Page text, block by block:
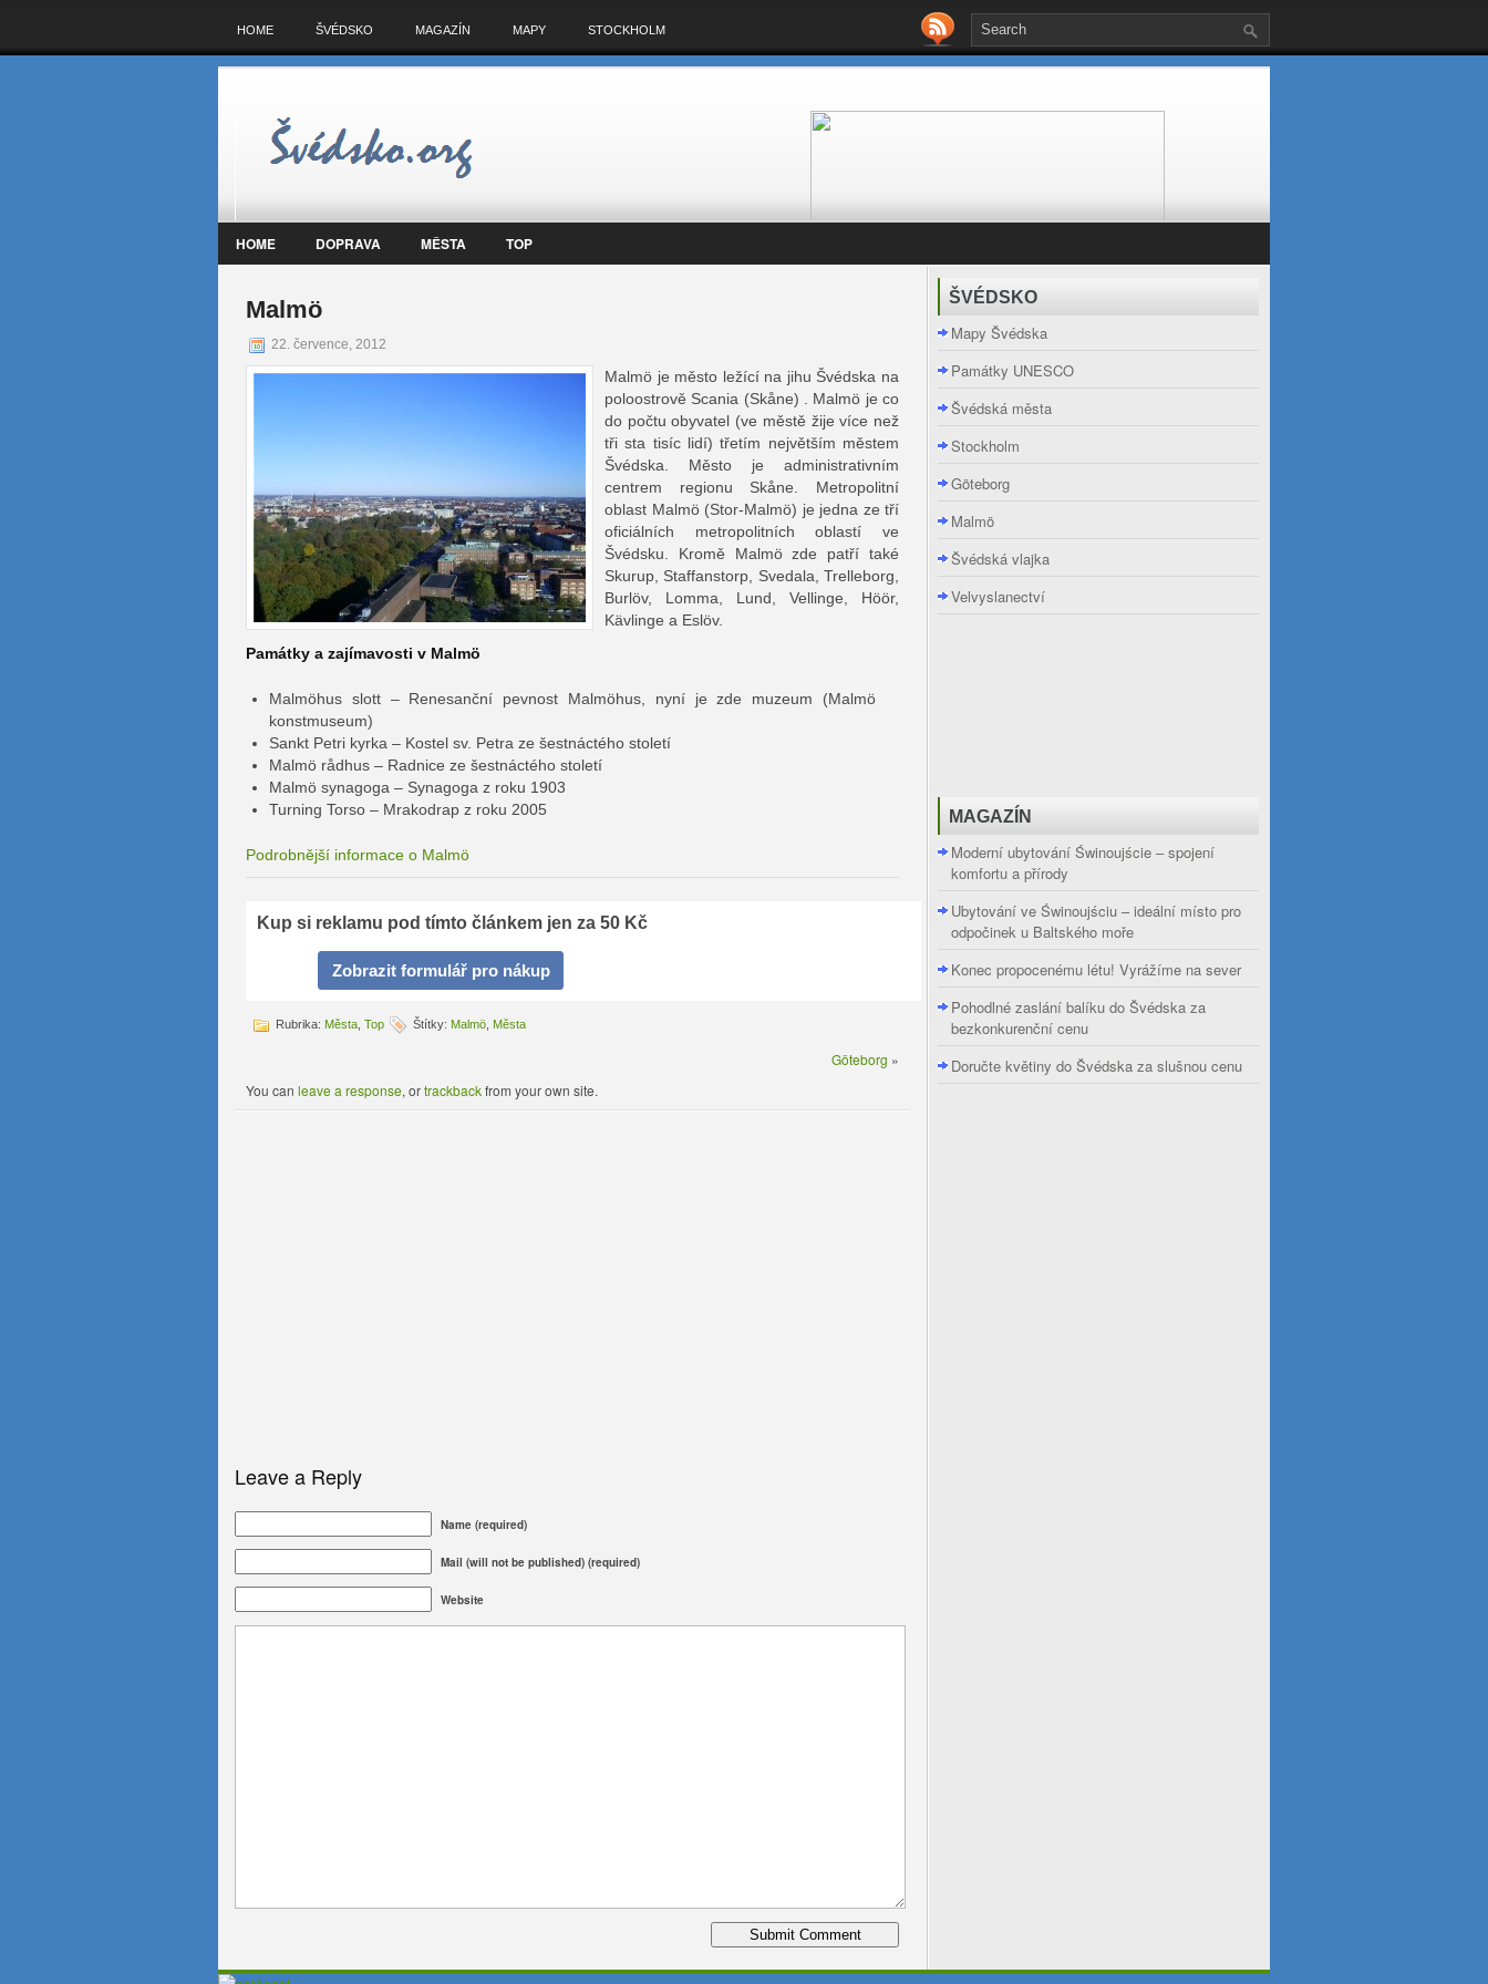
HOME ŠVÉDSKO MAGAZÍN MAPY STOCKHOLM
HOME DOPRAVA MĚSTA TOP
Malmö
22. července, 2012
Malmö je město ležící na jihu Švédska na
poloostrově Scania (Skåne) . Malmö je co
do počtu obyvatel (ve městě žije více než
tři sta tisíc lidí) třetím největším městem
Švédska. Město je administrativním
centrem regionu Skåne. Metropolitní
oblast Malmö (Stor-Malmö) je jedna ze tří
oficiálních metropolitních oblastí ve
Švédsku. Kromě Malmö zde patří také
Skurup, Staffanstorp, Svedala, Trelleborg,
Burlöv, Lomma, Lund, Vellinge, Höör,
Kävlinge a Eslöv.
Památky a zajímavosti v Malmö
Malmöhus slott – Renesanční pevnost Malmöhus, nyní je zde muzeum (Malmö
konstmuseum)
Sankt Petri kyrka – Kostel sv. Petra ze šestnáctého století
Malmö rådhus – Radnice ze šestnáctého století
Malmö synagoga – Synagoga z roku 1903
Turning Torso – Mrakodrap z roku 2005
Podrobnější informace o Malmö
Kup si reklamu pod tímto článkem jen za 50 Kč
Zobrazit formulář pro nákup
Rubrika: Města Top Štítky: Malmö Města
Göteborg »
You can leave a response, ortrackbackfrom your own site.
Leave a Reply
Name (required)
Mail (will not be published) (required)
Website
ŠVÉDSKO
Mapy Švédska
Památky UNESCO
Švédská města
Stockholm
Göteborg
Malmö
Švédská vlajka
Velvyslanectví
MAGAZÍN
Moderní ubytování Świnoujście – spojení
komfortu a přírody
Ubytování ve Świnoujściu – ideální místo pro
odpočinek u Baltského moře
Konec propocenému létu! Vyrážíme na sever
Pohodlné zaslání balíku do Švédska za
bezkonkurenční cenu
Doručte květiny do Švédska za slušnou cenu